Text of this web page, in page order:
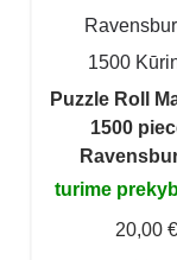
1500
Puzzle Roll
1500
turime
20,00 €